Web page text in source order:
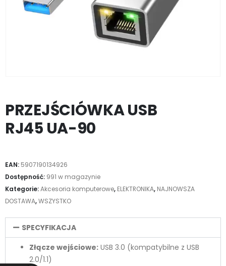
PRZEJŚCIÓWKA USB
RJ45 UA-90
EAN: 5907190134926
Dostępność: 991 w magazynie
Kategorie:Akcesoria komputerowe, ELEKTRONIKA, NAJNOWSZA
DOSTAWA,WSZYSTKO
SPECYFIKACJA
Złącze wejściowe: USB 3.0 (kompatybilne z USB
2.0/1.1)